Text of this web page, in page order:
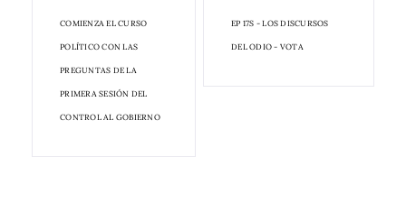
COMIENZA EL CURSO
POLÍTICO CON LAS
PREGUNTAS DE LA
PRIMERA SESIÓN DEL
CONTROL AL GOBIERNO
EP 17S - LOS DISCURSOS
DEL ODIO - VOTA